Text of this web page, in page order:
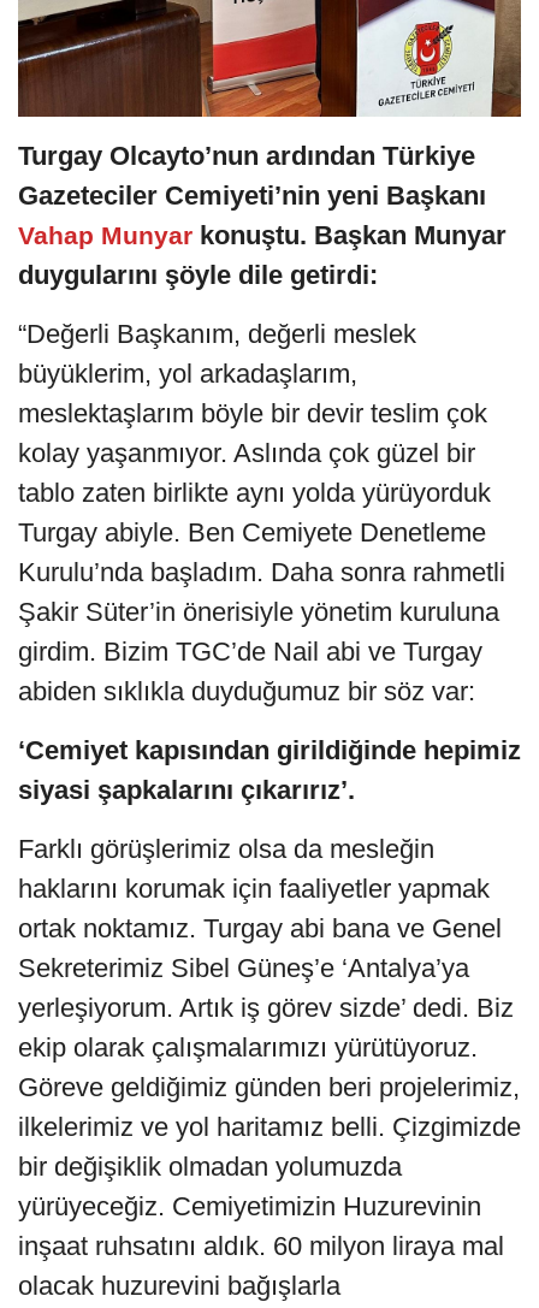
Turgay Olcayto’nun ardından Türkiye
Gazeteciler Cemiyeti’nin yeni Başkanı
Vahap Munyar konuştu. Başkan Munyar
duygularını şöyle dile getirdi:
“Değerli Başkanım, değerli meslek
büyüklerim, yol arkadaşlarım,
meslektaşlarım böyle bir devir teslim çok
kolay yaşanmıyor. Aslında çok güzel bir
tablo zaten birlikte aynı yolda yürüyorduk
Turgay abiyle. Ben Cemiyete Denetleme
Kurulu’nda başladım. Daha sonra rahmetli
Şakir Süter’in önerisiyle yönetim kuruluna
girdim. Bizim TGC’de Nail abi ve Turgay
abiden sıklıkla duyduğumuz bir söz var:
‘Cemiyet kapısından girildiğinde hepimiz
siyasi şapkalarını çıkarırız’.
Farklı görüşlerimiz olsa da mesleğin
haklarını korumak için faaliyetler yapmak
ortak noktamız. Turgay abi bana ve Genel
Sekreterimiz Sibel Güneş’e ‘Antalya’ya
yerleşiyorum. Artık iş görev sizde’ dedi. Biz
ekip olarak çalışmalarımızı yürütüyoruz.
Göreve geldiğimiz günden beri projelerimiz,
ilkelerimiz ve yol haritamız belli. Çizgimizde
bir değişiklik olmadan yolumuzda
yürüyeceğiz. Cemiyetimizin Huzurevinin
inşaat ruhsatını aldık. 60 milyon liraya mal
olacak huzurevini bağışlarla